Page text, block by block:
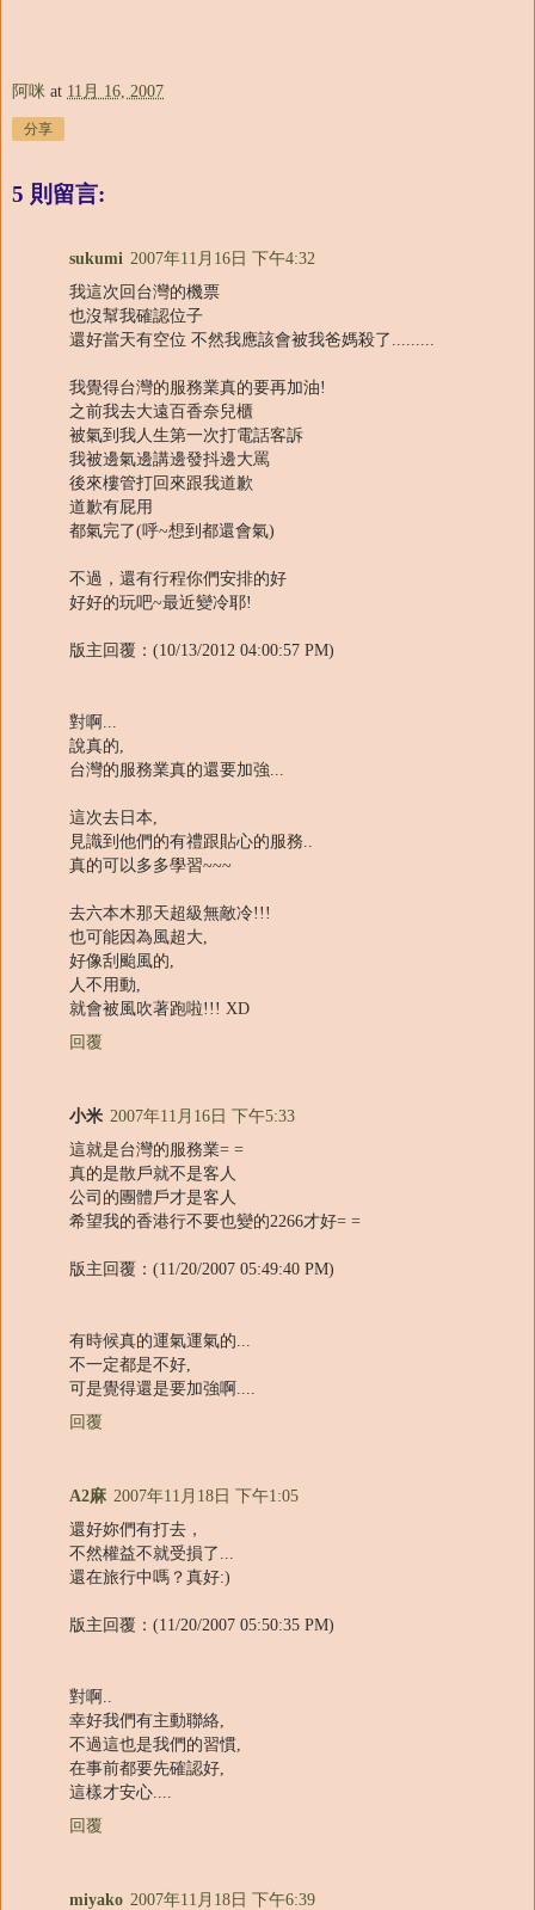
阿咪 at 11月 16, 2007
分享
5 則留言:
sukumi 2007年11月16日 下午4:32
我這次回台灣的機票
也沒幫我確認位子
還好當天有空位 不然我應該會被我爸媽殺了.........
我覺得台灣的服務業真的要再加油!
之前我去大遠百香奈兒櫃
被氣到我人生第一次打電話客訴
我被邊氣邊講邊發抖邊大罵
後來樓管打回來跟我道歉
道歉有屁用
都氣完了(呼~想到都還會氣)
不過，還有行程你們安排的好
好好的玩吧~最近變冷耶!
版主回覆：(10/13/2012 04:00:57 PM)
對啊...
說真的,
台灣的服務業真的還要加強...
這次去日本,
見識到他們的有禮跟貼心的服務..
真的可以多多學習~~~
去六本木那天超級無敵冷!!!
也可能因為風超大,
好像刮颱風的,
人不用動,
就會被風吹著跑啦!!! XD
回覆
小米 2007年11月16日 下午5:33
這就是台灣的服務業= =
真的是散戶就不是客人
公司的團體戶才是客人
希望我的香港行不要也變的2266才好= =
版主回覆：(11/20/2007 05:49:40 PM)
有時候真的運氣運氣的...
不一定都是不好,
可是覺得還是要加強啊....
回覆
A2麻 2007年11月18日 下午1:05
還好妳們有打去，
不然權益不就受損了...
還在旅行中嗎？真好:)
版主回覆：(11/20/2007 05:50:35 PM)
對啊..
幸好我們有主動聯絡,
不過這也是我們的習慣,
在事前都要先確認好,
這樣才安心....
回覆
miyako 2007年11月18日 下午6:39